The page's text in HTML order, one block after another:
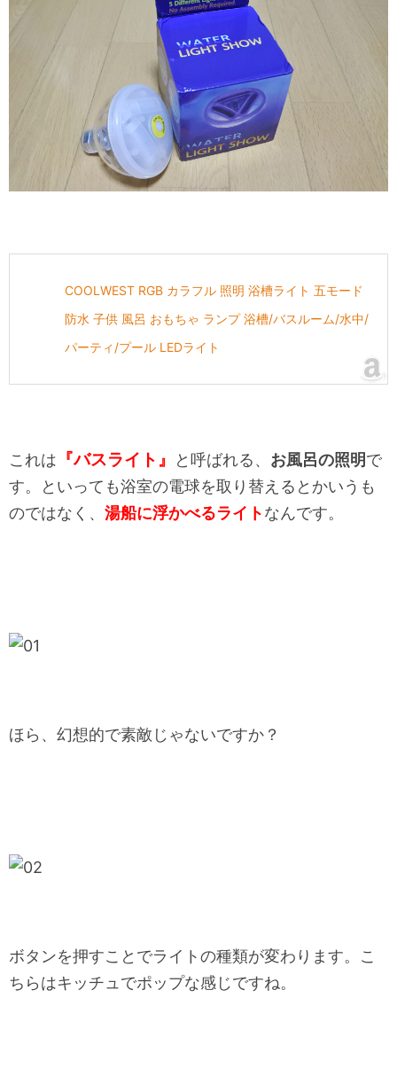
COOLWEST RGB カラフル 照明 浴槽ライト 五モード
防水 子供 風呂 おもちゃ ランプ 浴槽/バスルーム/水中/
パーティ/プール LEDライト
これは 『バスライト』 と呼ばれる、 お風呂の照明で
す。といっても浴室の電球を取り替えるとかいうも
のではなく、 湯船に浮かべるライトなんです。
ほら、幻想的で素敵じゃないですか？
ボタンを押すことでライトの種類が変わります。こ
ちらはキッチュでポップな感じですね。